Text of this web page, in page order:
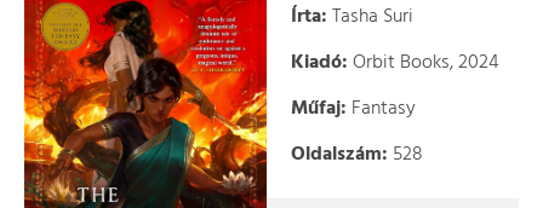
Írta:Tasha Suri
Kiadó:Orbit Books, 2024
Műfaj: Fantasy
Oldalszám: 528